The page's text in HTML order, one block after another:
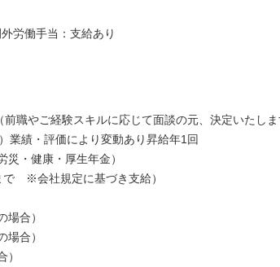
労働手当：支給あり
職やご経験スキルに応じて面談の元、決定いたし
業績・評価により変動あり昇給年1回
・健康・厚生年金）
で ※会社規定に基づき支給）
場合）
場合）